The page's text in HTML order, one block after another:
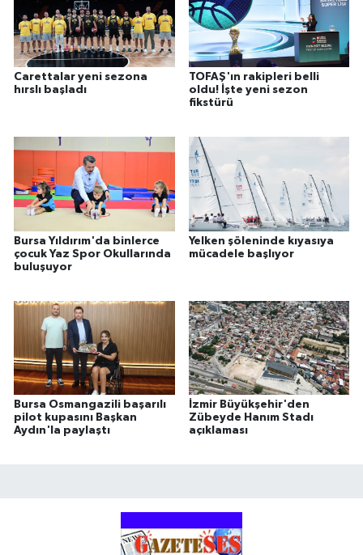
Carettalar yeni sezona
hırslı başladı
TOFAŞ'ın rakipleri belli
oldu! İşte yeni sezon
fikstürü
Bursa Yıldırım'da binlerce
çocuk Yaz Spor Okullarında
buluşuyor
Yelken şöleninde kıyasıya
mücadele başlıyor
Bursa Osmangazili başarılı
pilot kupasını Başkan
Aydın'la paylaştı
İzmir Büyükşehir'den
Zübeyde Hanım Stadı
açıklaması